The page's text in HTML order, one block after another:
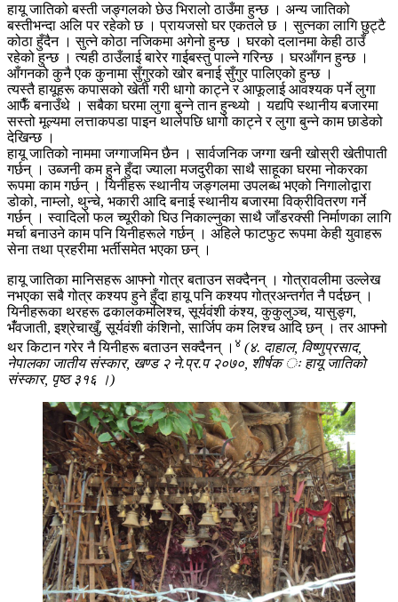
हायू जातिको बस्ती जङ्गलको छेउ भिरालो ठाउँमा हुन्छ । अन्य जातिको
बस्तीभन्दा अलि पर रहेको छ । प्रायजसो घर एकतले छ । सुत्नका लागि छुट्टै
कोठा हुँदैन । सुत्ने कोठा नजिकमा अगेनो हुन्छ । घरको दलानमा केही ठाउँ
रहेको हुन्छ । त्यही ठाउँलाई बारेर गाईबस्तु पाल्ने गरिन्छ । घरआँगन हुन्छ ।
आँगनको कुनै एक कुनामा सुँगुरको खोर बनाई सुँगुर पालिएको हुन्छ ।
त्यस्तै हायूहरू कपासको खेती गरी धागो काट्ने र आफूलाई आवश्यक पर्ने लुगा
आफैँ बनाउँथे । सबैका घरमा लुगा बुन्ने तान हुन्थ्यो । यद्यपि स्थानीय बजारमा
सस्तो मूल्यमा लत्ताकपडा पाइन थालेपछि धागो काट्ने र लुगा बुन्ने काम छाडेको
देखिन्छ ।
हायू जातिको नाममा जग्गाजमिन छैन । सार्वजनिक जग्गा खनी खोस्री खेतीपाती
गर्छन् । उब्जनी कम हुने हुँदा ज्याला मजदुरीका साथै साहूका घरमा नोकरका
रूपमा काम गर्छन् । यिनीहरू स्थानीय जङ्गलमा उपलब्ध भएको निगालोद्वारा
डोको, नाम्लो, थुन्चे, भकारी आदि बनाई स्थानीय बजारमा विक्रीवितरण गर्ने
गर्छन् । स्वादिलो फल च्यूरीको घिउ निकाल्नुका साथै जाँडरक्सी निर्माणका लागि
मर्चा बनाउने काम पनि यिनीहरूले गर्छन् । अहिले फाटफुट रूपमा केही युवाहरू
सेना तथा प्रहरीमा भर्तीसमेत भएका छन् ।
हायू जातिका मानिसहरू आफ्नो गोत्र बताउन सक्दैनन् । गोत्रावलीमा उल्लेख
नभएका सबै गोत्र कश्यप हुने हुँदा हायू पनि कश्यप गोत्रअन्तर्गत नै पर्दछन् ।
यिनीहरूका थरहरू ढकालकमलिश्च, सूर्यवंशी कंश्य, कुकुलुञ्च, यासुङ्ग,
भँंवजाती, इश्रेचाखुँ, सूर्यवंशी कंशिनो, सार्जिप कम लिश्च आदि छन् । तर आफ्नो
थर किटान गरेर नै यिनीहरू बताउन सक्दैनन् । ४ (४. दाहाल, विष्णुप्रसाद,
नेपालका जातीय संस्कार, खण्ड २ ने.प्र.प २०७०, शीर्षक ः हायू जातिको
संस्कार, पृष्ठ ३१६ ।)